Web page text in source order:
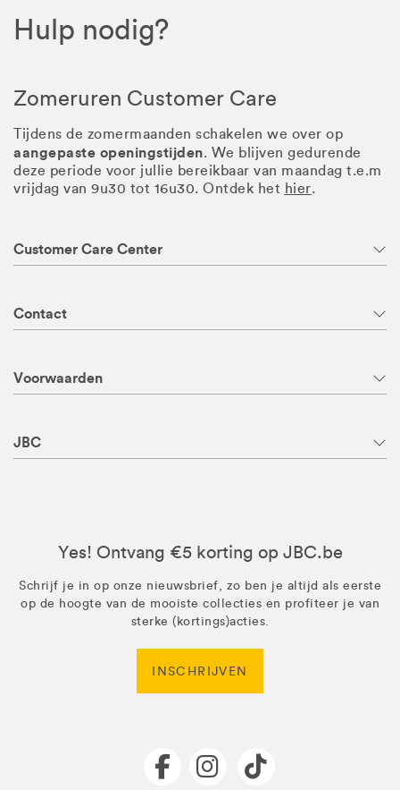
Hulp nodig?
Zomeruren Customer Care
Tijdens de zomermaanden schakelen we over op
aangepaste openingstijden. We blijven gedurende
deze periode voor jullie bereikbaar van maandag t.e.m
vrijdag van 9u30 tot 16u30. Ontdek het hier.
Customer Care Center
Contact
Voorwaarden
JBC
Yes! Ontvang €5 korting op JBC.be
Schrijf je in op onze nieuwsbrief, zo ben je altijd als eerste
op de hoogte van de mooiste collecties en profiteer je van
sterke (kortings)acties.
INSCHRIJVEN